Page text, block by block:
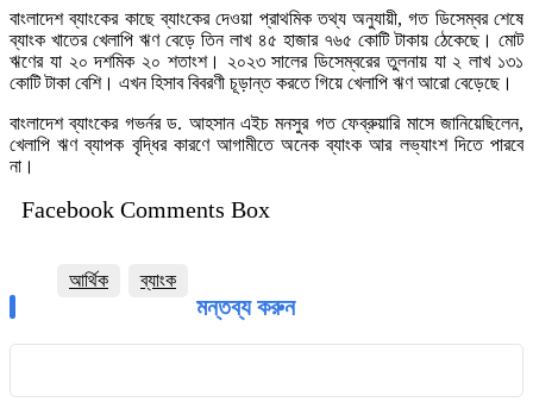
বাংলাদেশ ব্যাংকের কাছে ব্যাংকের দেওয়া প্রাথমিক তথ্য অনুযায়ী, গত ডিসেম্বর শেষে
ব্যাংক খাতের খেলাপি ঋণ বেড়ে তিন লাখ ৪৫ হাজার ৭৬৫ কোটি টাকায় ঠেকেছে। মোট
ঋণের যা ২০ দশমিক ২০ শতাংশ। ২০২৩ সালের ডিসেম্বরের তুলনায় যা ২ লাখ ১৩১
কোটি টাকা বেশি। এখন হিসাব বিবরণী চূড়ান্ত করতে গিয়ে খেলাপি ঋণ আরো বেড়েছে।
বাংলাদেশ ব্যাংকের গভর্নর ড. আহসান এইচ মনসুর গত ফেব্রুয়ারি মাসে জানিয়েছিলেন,
খেলাপি ঋণ ব্যাপক বৃদ্ধির কারণে আগামীতে অনেক ব্যাংক আর লভ্যাংশ দিতে পারবে
না।
Facebook Comments Box
আর্থিক ব্যাংক
মন্তব্য করুন